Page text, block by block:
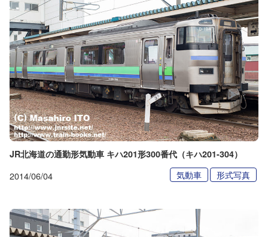
JR北海道の通勤形気動車 キハ201形300番代（キハ201-304）
2014/06/04 気動車 形式写真